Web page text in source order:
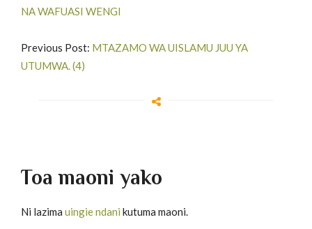
NA WAFUASI WENGI
Previous Post: MTAZAMO WA UISLAMU JUU YA
UTUMWA. (4)
Toa maoni yako
Ni lazima uingie ndani kutuma maoni.